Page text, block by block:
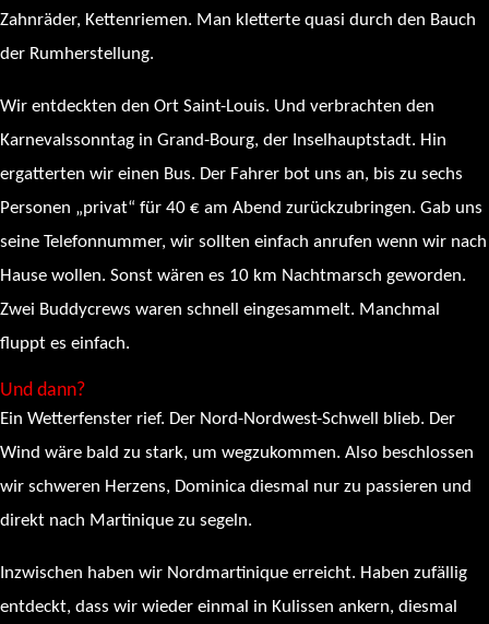
Zahnräder, Kettenriemen. Man kletterte quasi durch den Bauch
der Rumherstellung.
Wir entdeckten den Ort Saint-Louis. Und verbrachten den
Karnevalssonntag in Grand-Bourg, der Inselhauptstadt. Hin
ergatterten wir einen Bus. Der Fahrer bot uns an, bis zu sechs
Personen „privat“ für 40 € am Abend zurückzubringen. Gab uns
seine Telefonnummer, wir sollten einfach anrufen wenn wir nach
Hause wollen. Sonst wären es 10 km Nachtmarsch geworden.
Zwei Buddycrews waren schnell eingesammelt. Manchmal
fluppt es einfach.
Und dann?
Ein Wetterfenster rief. Der Nord-Nordwest-Schwell blieb. Der
Wind wäre bald zu stark, um wegzukommen. Also beschlossen
wir schweren Herzens, Dominica diesmal nur zu passieren und
direkt nach Martinique zu segeln.
Inzwischen haben wir Nordmartinique erreicht. Haben zufällig
entdeckt, dass wir wieder einmal in Kulissen ankern, diesmal